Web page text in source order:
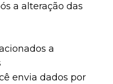
a alteração das
a
envia dados por